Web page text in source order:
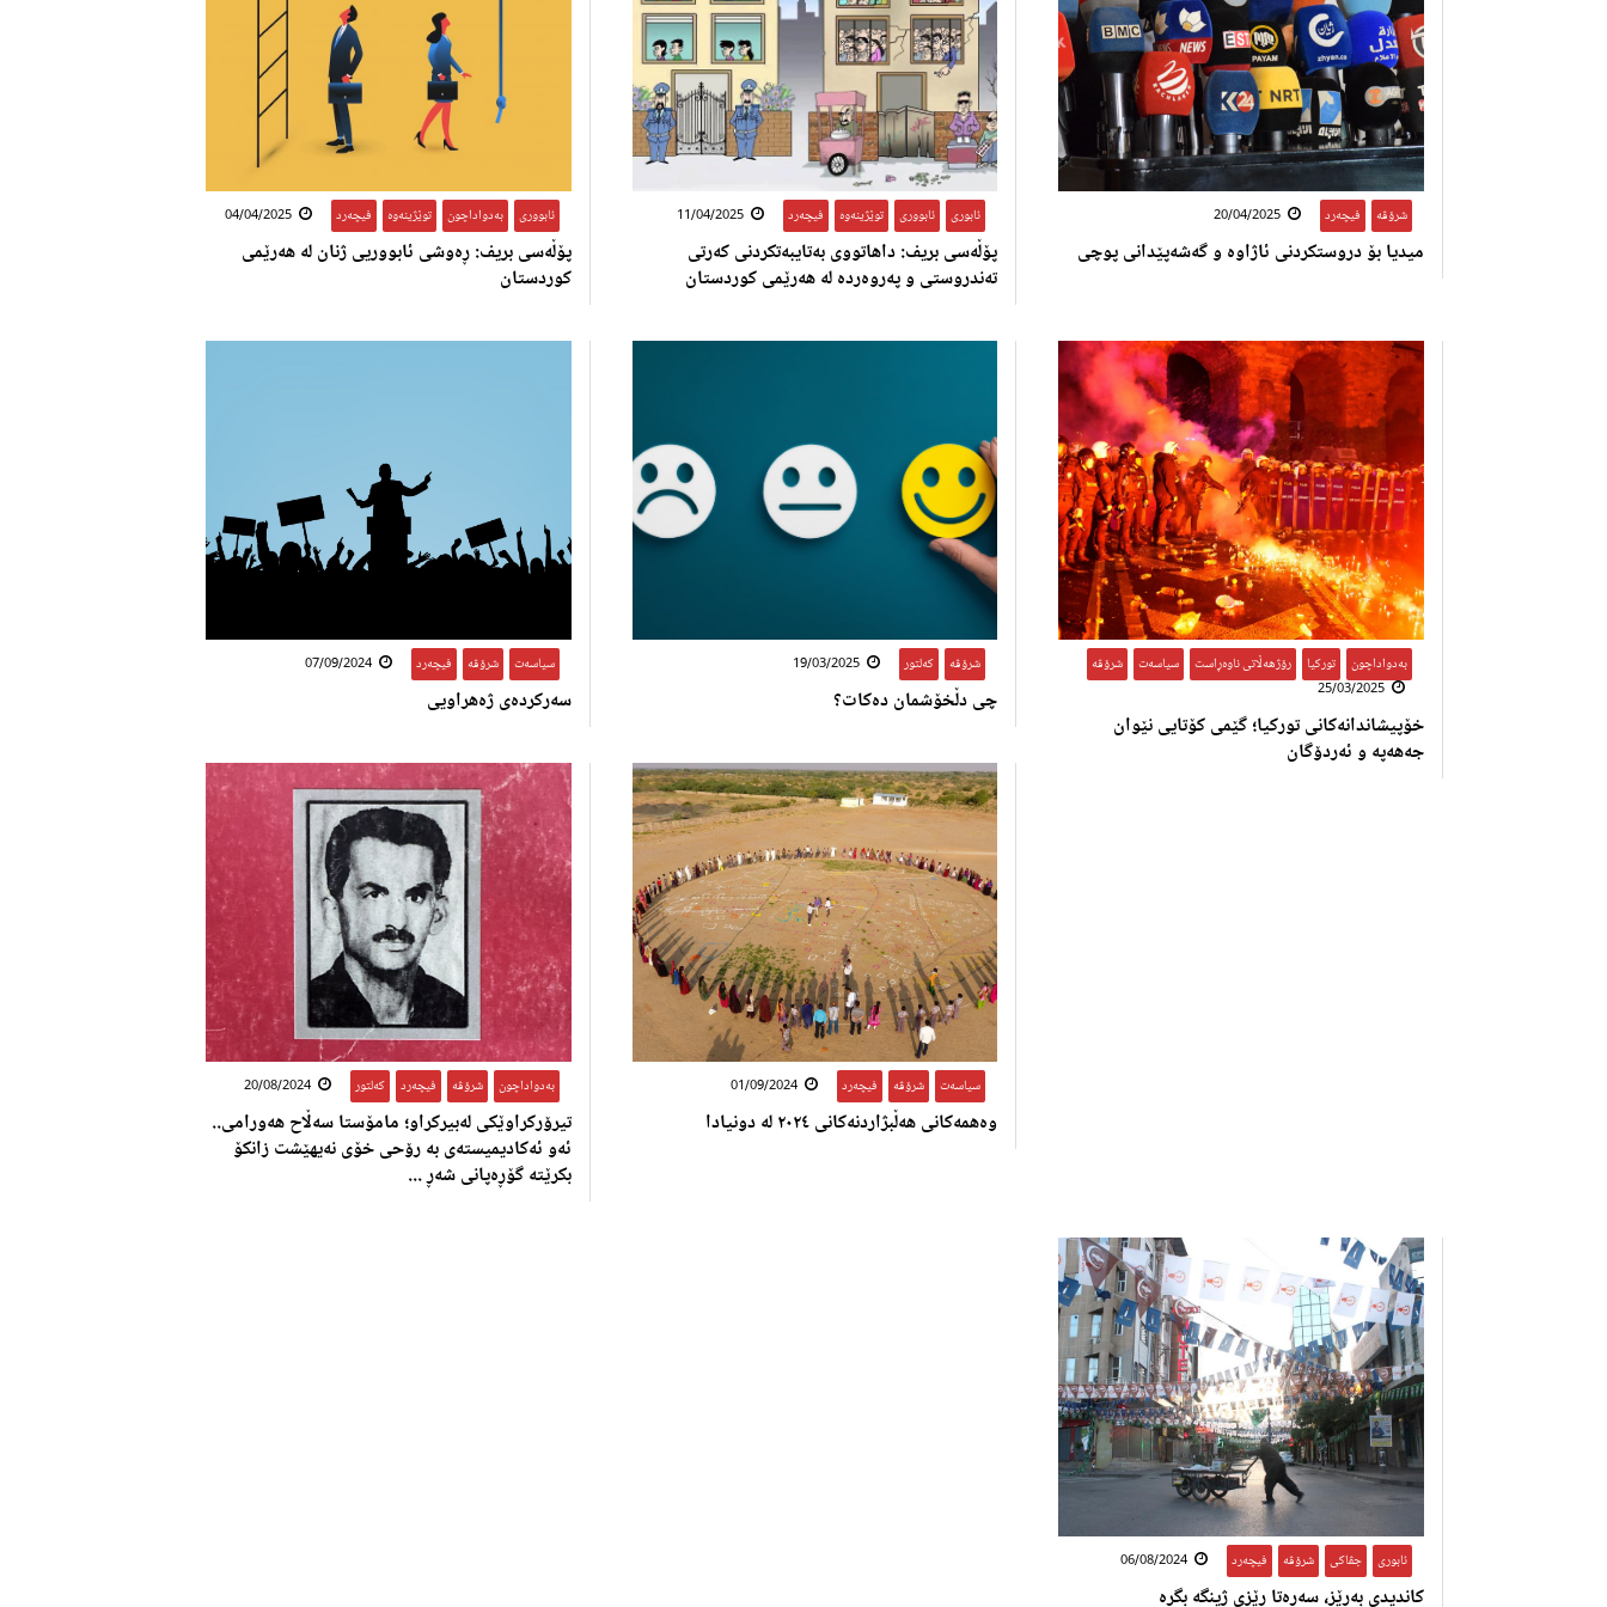
شرۆڤە فیچەرد 20/04/2025
میدیا بۆ دروستکردنی ئاژاوە و گەشەپێدانی پوچی
ئابوری ئابووری توێژینەوە فیچەرد 11/04/2025
پۆڵەسی بریف: داهاتووی بەتایبه‌تكردنی کەرتی
تەندروستی و پەروەردە له‌ هه‌رێمی كوردستان
ئابووری بەدواداچون توێژینەوە فیچەرد 04/04/2025
پۆڵەسی بریف: ڕەوشی ئابووریی ژنان لە هەرێمی
کوردستان
بەدواداچون تورکیا رۆژهەڵاتی ناوەڕاست سیاسەت
شرۆڤە
25/03/2025
خۆپیشاندانەکانی تورکیا؛ گێمی کۆتایی نێوان
جەهەپە و ئەردۆگان
شرۆڤە کەلتور 19/03/2025
چی دڵخۆشمان دەکات؟
سیاسەت شرۆڤە فیچەرد 07/09/2024
سەرکردەی ژەهراویی
سیاسەت شرۆڤە فیچەرد 01/09/2024
وەهمەکانی هەڵبژاردنەکانی ٢٠٢٤ لە دونیادا
بەدواداچون شرۆڤە فیچەرد کەلتور 20/08/2024
تیرۆرکراوێکی لەبیرکراو؛ مامۆستا سەڵاح هەورامی..
ئەو ئەکادیمیستەی بە رۆحی خۆی نەیهێشت زانکۆ
بکرێتە گۆڕەپانی شەڕ ...
ئابوری جڤاکی شرۆڤە فیچەرد 06/08/2024
کاندیدی بەڕێز، سەرەتا رێزی ژینگە بگرە